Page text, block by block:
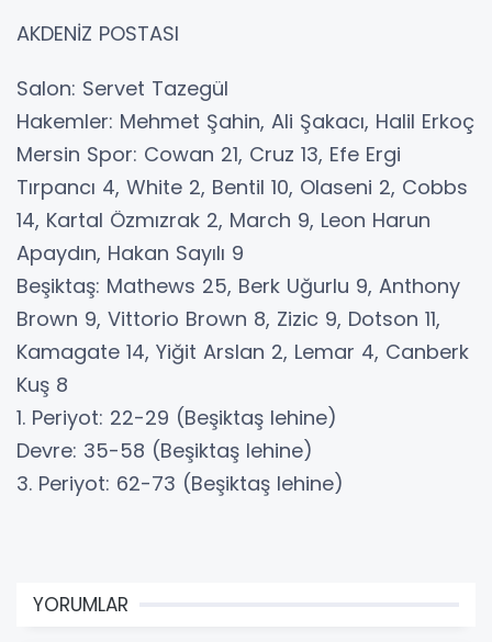
AKDENİZ POSTASI
Salon: Servet Tazegül
Hakemler: Mehmet Şahin, Ali Şakacı, Halil Erkoç
Mersin Spor: Cowan 21, Cruz 13, Efe Ergi
Tırpancı 4, White 2, Bentil 10, Olaseni 2, Cobbs
14, Kartal Özmızrak 2, March 9, Leon Harun
Apaydın, Hakan Sayılı 9
Beşiktaş: Mathews 25, Berk Uğurlu 9, Anthony
Brown 9, Vittorio Brown 8, Zizic 9, Dotson 11,
Kamagate 14, Yiğit Arslan 2, Lemar 4, Canberk
Kuş 8
1. Periyot: 22-29 (Beşiktaş lehine)
Devre: 35-58 (Beşiktaş lehine)
3. Periyot: 62-73 (Beşiktaş lehine)
YORUMLAR